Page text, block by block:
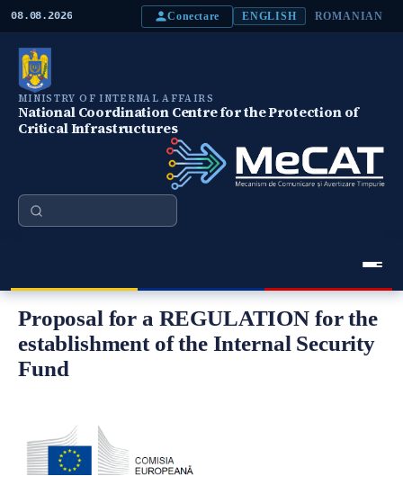
08.08.2026 Conectare ENGLISH ROMANIAN
MINISTRY OF INTERNAL AFFAIRS
National Coordination Centre for the Protection of
Critical Infrastructures
Search
Meniu Principal
Proposal for a REGULATION for the
establishment of the Internal Security
Fund